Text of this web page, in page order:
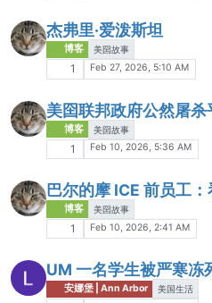
杰弗里·爱泼斯坦
博客 美囶故事
1 Feb 27, 2026, 5:10 AM
美囶联邦政府公然屠杀
博客 美囶故事
1 Feb 10, 2026, 5:36 AM
巴尔的摩 ICE 前员工
博客 美囶故事
1 Feb 10, 2026, 2:41 AM
UM 一名学生被严寒冻
安娜堡 | Ann Arbor 美国生活